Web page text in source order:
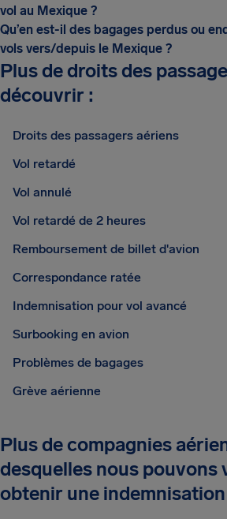
vol au Mexique ?
Qu’en est-il des bagages perdus ou
vols vers/depuis le Mexique ?
Plus de droits des
découvrir :
Droits des passagers aériens
Vol retardé
Vol annulé
Vol retardé de 2 heures
Remboursement de billet d'avion
Correspondance ratée
Indemnisation pour vol avancé
Surbooking en avion
Problèmes de bagages
Grève aérienne
Plus de compagnies
desquelles nous pouvons
obtenir une indemnisation